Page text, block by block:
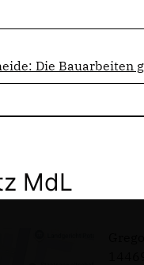
Die Bauarbeiten
MdL